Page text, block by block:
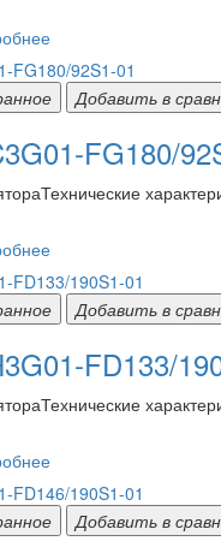
Добавить в
FG180/
Добавить в
FD133/
Добавить в